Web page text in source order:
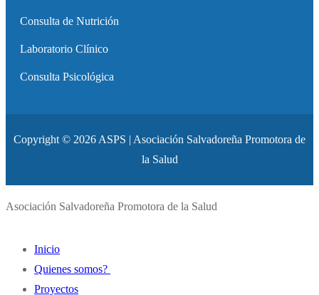
Consulta de Nutrición
Laboratorio Clínico
Consulta Psicológica
Copyright © 2026 ASPS | Asociación Salvadoreña Promotora de
la Salud
Asociación Salvadoreña Promotora de la Salud
Inicio
Quienes somos?
Historia
Proyectos